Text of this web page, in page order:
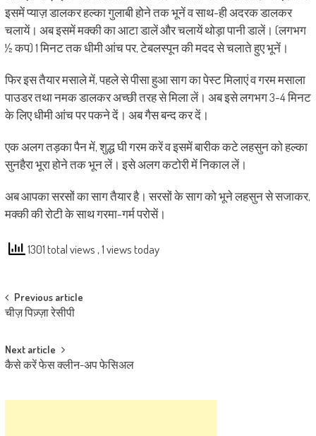
इसमें प्याज़ डालकर हल्का गुलाबी होने तक भूनें व साथ-ही अदरक डालकर
चलायें। अब इसमें मक्की का आटा डालें और चलायें थोड़ा पानी डालें। (लगभग
½ कप) 1 मिनट तक धीमी आंच पर, टेबलस्पून की मदद से चलाते हुए भूनें।
फिर इस तैयार मसाले में, पहले से पीसा हुआ साग का पेस्ट मिलाएं व गरम मसाला
पाउडर तथा नमक डालकर अच्छी तरह से मिला लें। अब इसे लगभग 3-4 मिनट
के लिए धीमी आंच पर पकने दें। अब गैस बन्द कर दें।
एक अलग तड़का पैन में, शुद्ध घी गरम करें व इसमें बारीक कटे लहसुन को हल्का
सुनहैरा भूरा होने तक भून लें। इसे अलग कटोरी में निकाल लें।
अब आपका सरसों का साग तैयार है। सरसों के साग को भूने लहसुन से सजाकर,
मक्की की रोटी के साथ गरमा-गर्म परोसें।
1301 total views, 1 views today
Post
navigation
Previous article
चीज़ पिज़्ज़ा रेसीपी
Next article
कैसे करें फेस क्लीन-अप फेसिअल